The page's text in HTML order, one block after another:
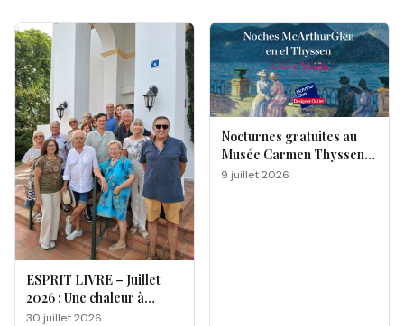
ESPRIT LIVRE – Juillet
2026 : Une chaleur à
double facette
30 juillet 2026
Nocturnes gratuites au
Musée Carmen Thyssen
de Málaga
9 juillet 2026